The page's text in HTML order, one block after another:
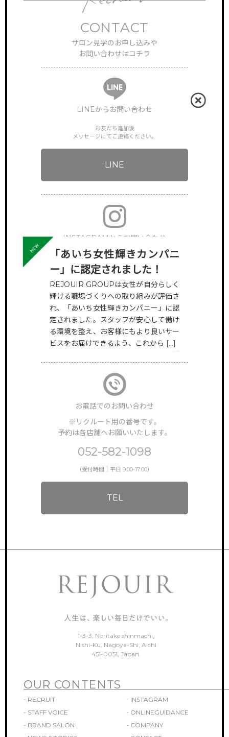
サイトトップ
RECRUIT リクルート
FEATURE 特徴・働き方
スタッフの声
BRAND SALON サロン一覧
NEWS & TOPICS 新着情報
INSTAGRAM 公式インスタグラム
「あいち女性輝きカンパニ
ー」に認定されました！
REJOUIR GROUPは女性が自分らしく
輝ける職場づくりへの取り組みが評価さ
れ、「あいち女性輝きカンパニー」に認
定されました。スタッフが安心して働け
る環境を整え、お客様にもより良いサー
ビスをお届けできるよう、これから […]
VIEW MORE
CONTACT
サロン見学のお申し込みや
お問い合わせはコチラ
LINEからお問い合わせ
お友だち追加後
メッセージにてご連絡ください。
LINE
INSTAGRAMからお問い合わせ
下記アカウントへDMでご連絡ください。
HAIR
@rejouir.group
EYE&NAIL
@rejouir___beauty.official
お電話でのお問い合わせ
※リクルート用の番号です。
予約は各店舗へお願いいたします。
052-582-1098
（受付時間｜平日 9:00-17:00）
TEL
1-3-3, Noritake shinmachi,
Nishi-Ku, Nagoya-Shi, Aichi
451-0051, Japan.
OUR CONTENTS
- RECRUIT
- INSTAGRAM
- STAFF VOICE
- ONLINEGUIDANCE
- BRAND SALON
- COMPANY